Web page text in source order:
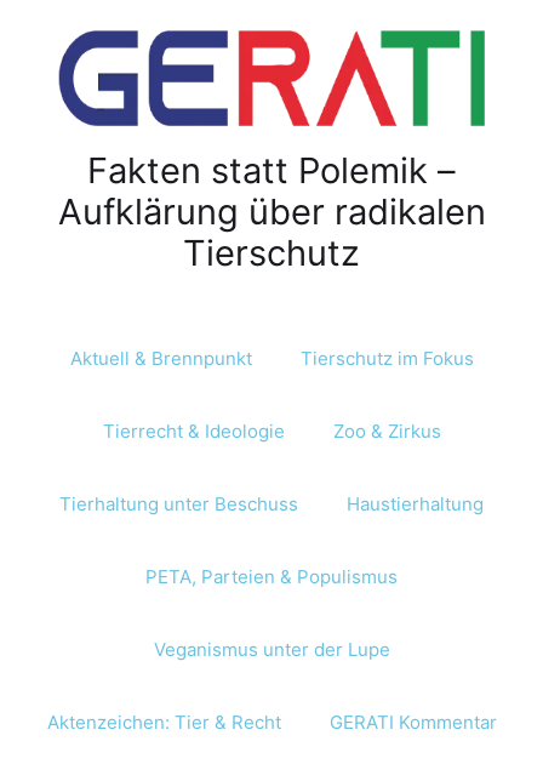
Fakten statt Polemik –
Aufklärung über radikalen
Tierschutz
Aktuell & Brennpunkt Tierschutz im Fokus
Tierrecht & Ideologie Zoo & Zirkus
Tierhaltung unter Beschuss Haustierhaltung
PETA, Parteien & Populismus
Veganismus unter der Lupe
Aktenzeichen: Tier & Recht GERATI Kommentar